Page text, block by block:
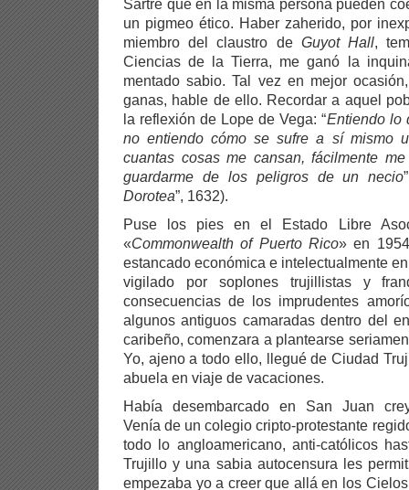
Sartre que en la misma persona pueden
un pigmeo ético. Haber zaherido, por
miembro del claustro de Guyot Hall,
Ciencias de la Tierra, me ganó la
mentado sabio. Tal vez en mejor
ganas, hable de ello. Recordar a aquel
la reflexión de Lope de Vega: “Entiendo lo
no entiendo cómo se sufre a sí mismo
cuantas cosas me cansan, fácilmente
guardarme de los peligros de un necio
Dorotea”, 1632).
Puse los pies en el Estado Libre
«Commonwealth of Puerto Rico» en
estancado económica e intelectualmente
vigilado por soplones trujillistas y
consecuencias de los imprudentes
algunos antiguos camaradas dentro del
caribeño, comenzara a plantearse
Yo, ajeno a todo ello, llegué de Ciudad
abuela en viaje de vacaciones.
Había desembarcado en San Juan
Venía de un colegio cripto-protestante
todo lo angloamericano, anti-católicos
Trujillo y una sabia autocensura les
empezaba yo a creer que allá en los